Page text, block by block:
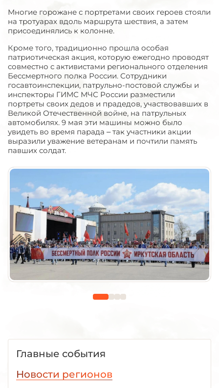
Многие горожане с портретами своих героев стояли
на тротуарах вдоль маршрута шествия, а затем
присоединялись к колонне.
Кроме того, традиционно прошла особая
патриотическая акция, которую ежегодно проводят
совместно с активистами регионального отделения
Бессмертного полка России. Сотрудники
госавтоинспекции, патрульно-постовой службы и
инспекторы ГИМС МЧС России разместили
портреты своих дедов и прадедов, участвовавших в
Великой Отечественной войне, на патрульных
автомобилях. 9 мая эти машины можно было
увидеть во время парада – так участники акции
выразили уважение ветеранам и почтили память
павших солдат.
Главные события
Новости регионов